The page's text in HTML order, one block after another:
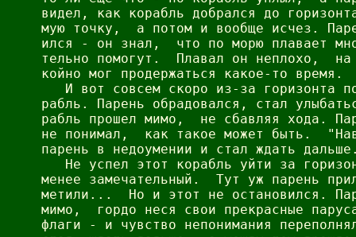
видел, как корабль добрался до
мую точку,  а потом и вообще исчез.
ился - он знал,  что по морю плавает
тельно помогут.  Плавал он неплохо,
койно мог продержаться какое-то время.
И вот совсем скоро из-за горизонта
рабль. Парень обрадовался, стал
рабль прошел мимо,  не сбавляя хода.
не понимал,  как такое может быть.
парень в недоумении и стал ждать
Не успел этот корабль уйти за
менее замечательный.  Тут уж парень
метили...  Но и этот не остановился.
мимо,  гордо неся свои прекрасные
флаги - и чувство непонимания